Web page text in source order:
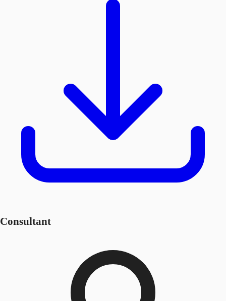
Consultant